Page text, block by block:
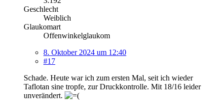
Geschlecht
Weiblich
Glaukomart
Offenwinkelglaukom
8. Oktober 2024 um 12:40
#17
Schade. Heute war ich zum ersten Mal, seit ich wieder
Taflotan sine tropfe, zur Druckkontrolle. Mit 18/16 leider
unverändert.